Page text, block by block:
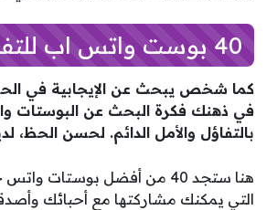
40 بوست واتس اب للتفاؤل
كما شخص يبحث عن الإيجابية في
في ذهنك فكرة البحث عن البوستات
بالتفاؤل والأمل الدائم. لحسن الحظ،
هنا ستجد 40 من أفضل بوستات
التي يمكنك مشاركتها مع أحبائك